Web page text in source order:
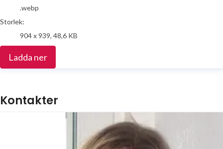
.webp
Storlek:
904 x 939, 48,6 KB
Ladda ner
Kontakter